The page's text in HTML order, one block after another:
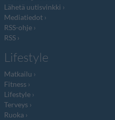
Lähetä uutisvinkki
Mediatiedot
RSS-ohje
RSS
Lifestyle
Matkailu
Fitness
Lifestyle
Terveys
Ruoka